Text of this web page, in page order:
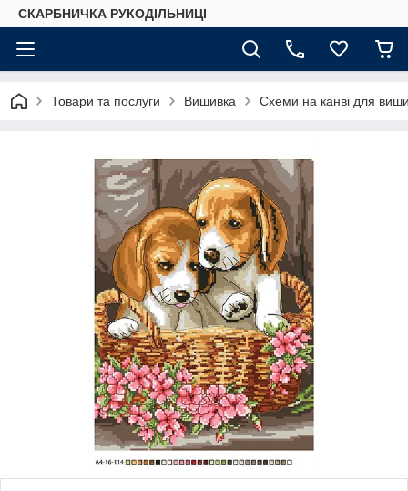
СКАРБНИЧКА РУКОДІЛЬНИЦІ
Товари та послуги Вишивка Схеми на канві для